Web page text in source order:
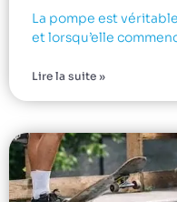
La pompe est
et lorsqu’elle
Lire la suite »